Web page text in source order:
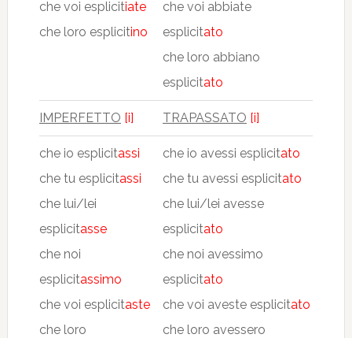
che voi esplicitiate
che loro esplicitino
che voi abbiate
esplicitato
che loro abbiano
esplicitato
IMPERFETTO [i] TRAPASSATO [i]
che io esplicitassi
che tu esplicitassi
che lui/lei
esplicitasse
che noi
esplicitassimo
che voi esplicitaste
che loro
che io avessi esplicitato
che tu avessi esplicitato
che lui/lei avesse
esplicitato
che noi avessimo
esplicitato
che voi aveste esplicitato
che loro avessero